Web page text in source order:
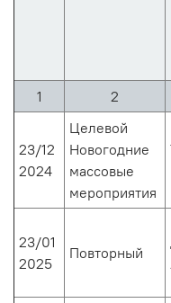
1 2
23/12
2024
Целевой
Новогодние
массовые
мероприятия
23/01
2025
Повторный